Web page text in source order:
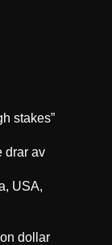
stakes”
drar av
USA,
dollar